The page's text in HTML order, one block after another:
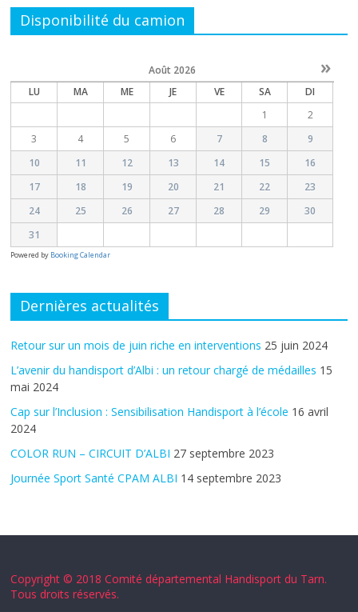
Disponibilité du camion
»
Août 2026
LU
MA ME JE VE SA
DI
1
2
3
4 5 6 7 8
9
10
11 12 13 14 15
16
17
18 19 20 21 22
23
24
25 26 27 28 29
30
31
Powered by Booking Calendar
Dernières actualités
Retour sur un mois de juin riche en interventions 25 juin 2024
L’avenir du handisport d’Albi : un retour chargé de médailles 15
mai 2024
Cap sur l’Inclusion : Sensibilisation Handisport à l’école 16 avril
2024
COLOR RUN – CIRCUIT D’ALBI 27 septembre 2023
Journée Sport Santé CPAM ALBI 14 septembre 2023
Copyright © 2018 Comité départemental Handisport du Tarn.
Tous droits réservés.